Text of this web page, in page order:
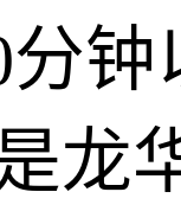
分钟
龙